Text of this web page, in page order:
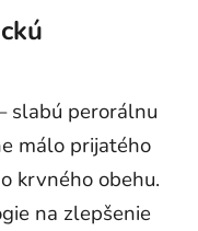
slabú perorálnu
málo prijatého
krvného obehu.
na zlepšenie